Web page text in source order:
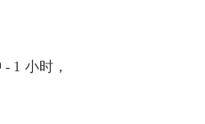
1 小时，